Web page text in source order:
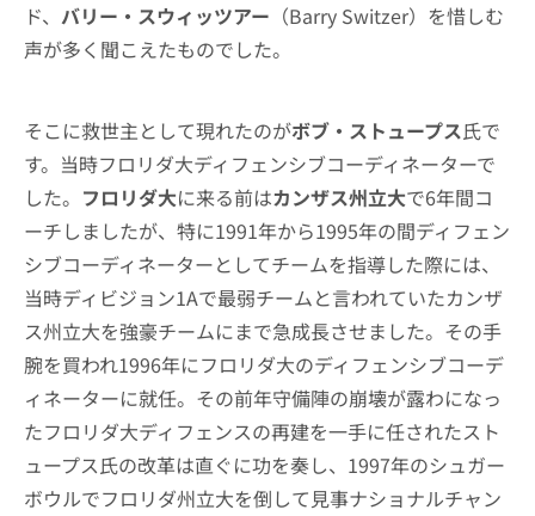
ド、 バリー・スウィッツアー （Barry Switzer）を惜しむ
声が多く聞こえたものでした。
そこに救世主として現れたのがボブ・ストュープス氏で
す。当時フロリダ大ディフェンシブコーディネーターで
した。 フロリダ大に来る前はカンザス州立大で6年間コ
ーチしましたが、特に1991年から1995年の間ディフェン
シブコーディネーターとしてチームを指導した際には、
当時ディビジョン1Aで最弱チームと言われていたカンザ
ス州立大を強豪チームにまで急成長させました。その手
腕を買われ1996年にフロリダ大のディフェンシブコーデ
ィネーターに就任。その前年守備陣の崩壊が露わになっ
たフロリダ大ディフェンスの再建を一手に任されたスト
ュープス氏の改革は直ぐに功を奏し、1997年のシュガー
ボウルでフロリダ州立大を倒して見事ナショナルチャン